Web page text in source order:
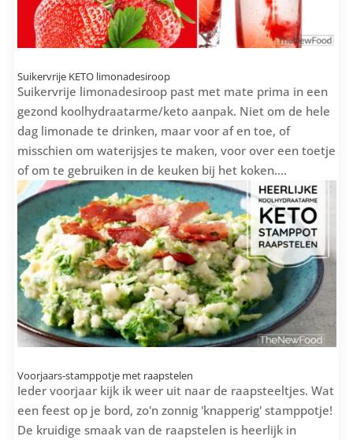
Suikervrije KETO limonadesiroop
Suikervrije limonadesiroop past met mate prima in een
gezond koolhydraatarme/keto aanpak. Niet om de hele
dag limonade te drinken, maar voor af en toe, of
misschien om waterijsjes te maken, voor over een toetje
of om te gebruiken in de keuken bij het koken....
Voorjaars-stamppotje met raapstelen
Ieder voorjaar kijk ik weer uit naar de raapsteeltjes. Wat
een feest op je bord, zo'n zonnig 'knapperig' stamppotje!
De kruidige smaak van de raapstelen is heerlijk in